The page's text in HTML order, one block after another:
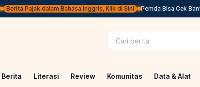
Pajak dalam Bahasa Inggris, Klik di Sini Pemda Bisa Cek
Berita Literasi Review Komunitas Data & Alat